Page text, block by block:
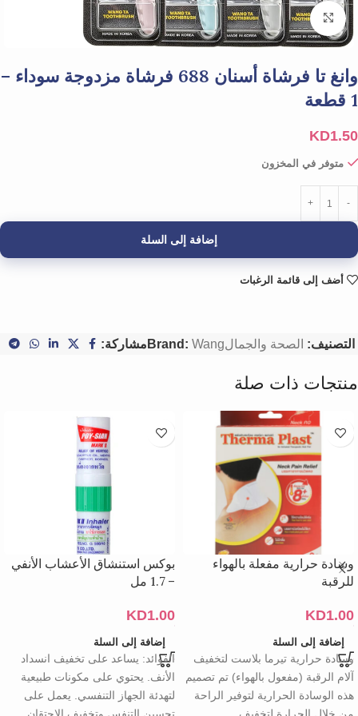
Click to enlarge
وانغ تا فرشاة أسنان 688 فرشاة مزدوجة سوداء –
1 قطعة
KD1.50
متوفر في المخزون
إضافة إلى السلة
أضف إلى قائمة الرغبات
التصنيف: الصحة والجمال Brand: Wang مشاركة:
منتجات ذات صلة
وسادة حرارية مفعلة بالهواء
للرقبة
KD1.00
إضافة إلى السلة
وسادة حرارية تيرما بلاست لتخفيف
آلام الرقبة (مفعول بالهواء) تم تصميم
هذه الوسادة الحرارية لتوفير الراحة
بوكس استنشاق الأعشاب الأنفي
– 1.7 مل
KD1.00
إضافة إلى السلة
الفوائد: يساعد على تخفيف انسداد
الأنف. يحتوي على مكونات طبيعية
لتهدئة الجهاز التنفسي. يعمل على